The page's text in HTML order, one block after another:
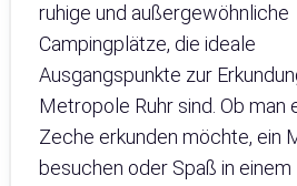
ruhige und außergewöhnliche
Campingplätze, die ideale
Ausgangspunkte zur
Metropole Ruhr sind. Ob man
Zeche erkunden möchte, ein
besuchen oder Spaß in einem